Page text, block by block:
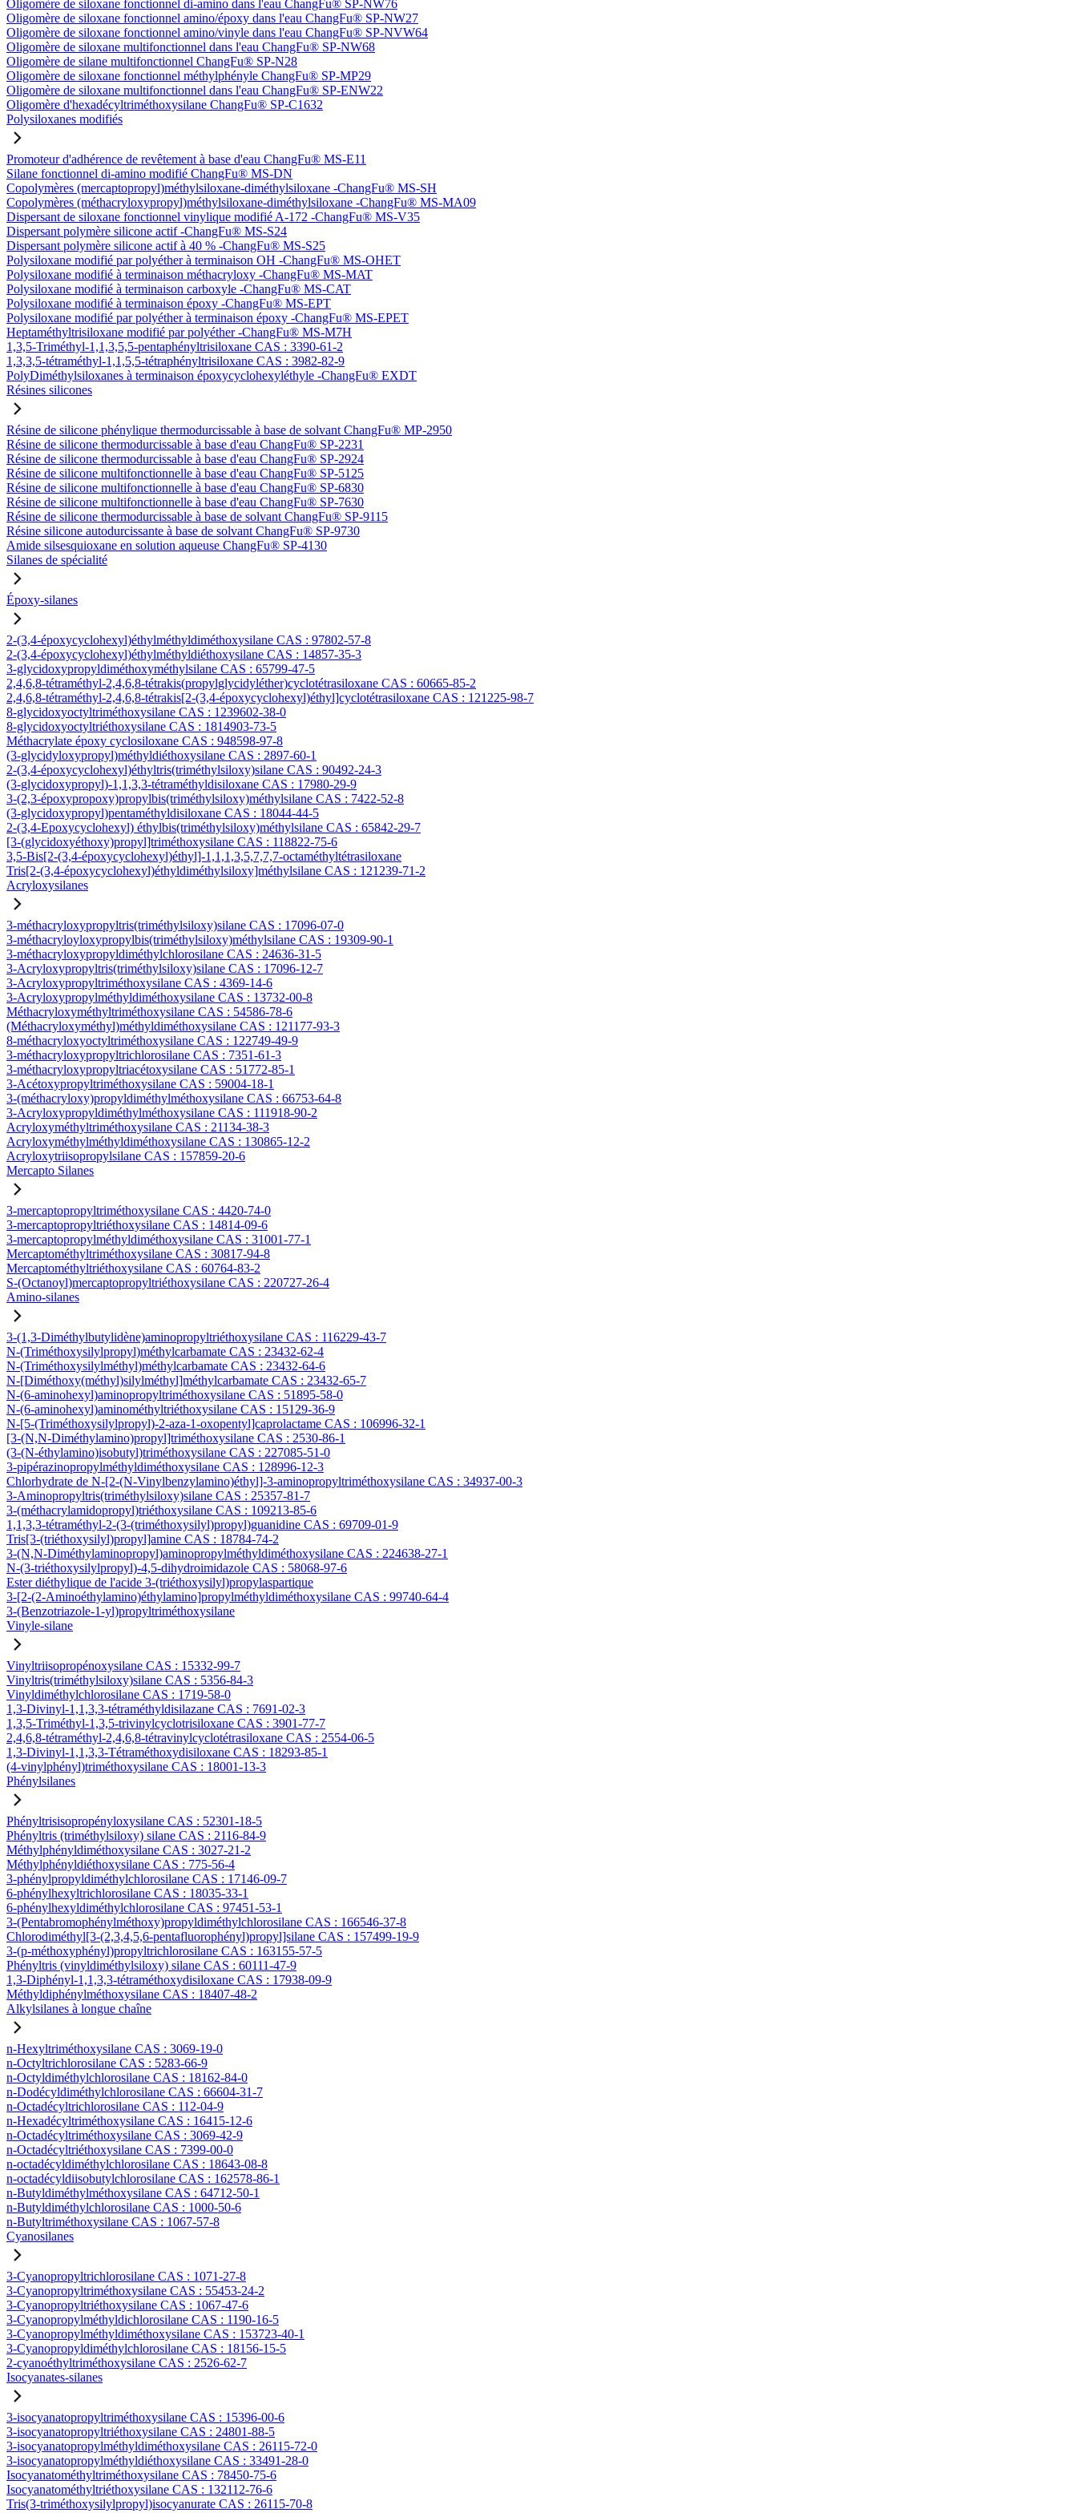
Oligomère de siloxane fonctionnel di-amino dans l'eau ChangFu® SP-NW76
Oligomère de siloxane fonctionnel amino/époxy dans l'eau ChangFu® SP-NW27
Oligomère de siloxane fonctionnel amino/vinyle dans l'eau ChangFu® SP-NVW64
Oligomère de siloxane multifonctionnel dans l'eau ChangFu® SP-NW68
Oligomère de silane multifonctionnel ChangFu® SP-N28
Oligomère de siloxane fonctionnel méthylphényle ChangFu® SP-MP29
Oligomère de siloxane multifonctionnel dans l'eau ChangFu® SP-ENW22
Oligomère d'hexadécyltriméthoxysilane ChangFu® SP-C1632
Polysiloxanes modifiés
Promoteur d'adhérence de revêtement à base d'eau ChangFu® MS-E11
Silane fonctionnel di-amino modifié ChangFu® MS-DN
Copolymères (mercaptopropyl)méthylsiloxane-diméthylsiloxane -ChangFu® MS-SH
Copolymères (méthacryloxypropyl)méthylsiloxane-diméthylsiloxane -ChangFu® MS-MA09
Dispersant de siloxane fonctionnel vinylique modifié A-172 -ChangFu® MS-V35
Dispersant polymère silicone actif -ChangFu® MS-S24
Dispersant polymère silicone actif à 40 % -ChangFu® MS-S25
Polysiloxane modifié par polyéther à terminaison OH -ChangFu® MS-OHET
Polysiloxane modifié à terminaison méthacryloxy -ChangFu® MS-MAT
Polysiloxane modifié à terminaison carboxyle -ChangFu® MS-CAT
Polysiloxane modifié à terminaison époxy -ChangFu® MS-EPT
Polysiloxane modifié par polyéther à terminaison époxy -ChangFu® MS-EPET
Heptaméthyltrisiloxane modifié par polyéther -ChangFu® MS-M7H
1,3,5-Triméthyl-1,1,3,5,5-pentaphényltrisiloxane CAS : 3390-61-2
1,3,3,5-tétraméthyl-1,1,5,5-tétraphényltrisiloxane CAS : 3982-82-9
PolyDiméthylsiloxanes à terminaison époxycyclohexyléthyle -ChangFu® EXDT
Résines silicones
Résine de silicone phénylique thermodurcissable à base de solvant ChangFu® MP-2950
Résine de silicone thermodurcissable à base d'eau ChangFu® SP-2231
Résine de silicone thermodurcissable à base d'eau ChangFu® SP-2924
Résine de silicone multifonctionnelle à base d'eau ChangFu® SP-5125
Résine de silicone multifonctionnelle à base d'eau ChangFu® SP-6830
Résine de silicone multifonctionnelle à base d'eau ChangFu® SP-7630
Résine de silicone thermodurcissable à base de solvant ChangFu® SP-9115
Résine silicone autodurcissante à base de solvant ChangFu® SP-9730
Amide silsesquioxane en solution aqueuse ChangFu® SP-4130
Silanes de spécialité
Époxy-silanes
2-(3,4-époxycyclohexyl)éthylméthyldiméthoxysilane CAS : 97802-57-8
2-(3,4-époxycyclohexyl)éthylméthyldiéthoxysilane CAS : 14857-35-3
3-glycidoxypropyldiméthoxyméthylsilane CAS : 65799-47-5
2,4,6,8-tétraméthyl-2,4,6,8-tétrakis(propylglycidyléther)cyclotétrasiloxane CAS : 60665-85-2
2,4,6,8-tétraméthyl-2,4,6,8-tétrakis[2-(3,4-époxycyclohexyl)éthyl]cyclotétrasiloxane CAS : 121225-98-7
8-glycidoxyoctyltriméthoxysilane CAS : 1239602-38-0
8-glycidoxyoctyltriéthoxysilane CAS : 1814903-73-5
Méthacrylate époxy cyclosiloxane CAS : 948598-97-8
(3-glycidyloxypropyl)méthyldiéthoxysilane CAS : 2897-60-1
2-(3,4-époxycyclohexyl)éthyltris(triméthylsiloxy)silane CAS : 90492-24-3
(3-glycidoxypropyl)-1,1,3,3-tétraméthyldisiloxane CAS : 17980-29-9
3-(2,3-époxypropoxy)propylbis(triméthylsiloxy)méthylsilane CAS : 7422-52-8
(3-glycidoxypropyl)pentaméthyldisiloxane CAS : 18044-44-5
2-(3,4-Epoxycyclohexyl) éthylbis(triméthylsiloxy)méthylsilane CAS : 65842-29-7
[3-(glycidoxyéthoxy)propyl]triméthoxysilane CAS : 118822-75-6
3,5-Bis[2-(3,4-époxycyclohexyl)éthyl]-1,1,1,3,5,7,7,7-octaméthyltétrasiloxane
Tris[2-(3,4-époxycyclohexyl)éthyldiméthylsiloxy]méthylsilane CAS : 121239-71-2
Acryloxysilanes
3-méthacryloxypropyltris(triméthylsiloxy)silane CAS : 17096-07-0
3-méthacryloyloxypropylbis(triméthylsiloxy)méthylsilane CAS : 19309-90-1
3-méthacryloxypropyldiméthylchlorosilane CAS : 24636-31-5
3-Acryloxypropyltris(triméthylsiloxy)silane CAS : 17096-12-7
3-Acryloxypropyltriméthoxysilane CAS : 4369-14-6
3-Acryloxypropylméthyldiméthoxysilane CAS : 13732-00-8
Méthacryloxyméthyltriméthoxysilane CAS : 54586-78-6
(Méthacryloxyméthyl)méthyldiméthoxysilane CAS : 121177-93-3
8-méthacryloxyoctyltriméthoxysilane CAS : 122749-49-9
3-méthacryloxypropyltrichlorosilane CAS : 7351-61-3
3-méthacryloxypropyltriacétoxysilane CAS : 51772-85-1
3-Acétoxypropyltriméthoxysilane CAS : 59004-18-1
3-(méthacryloxy)propyldiméthylméthoxysilane CAS : 66753-64-8
3-Acryloxypropyldiméthylméthoxysilane CAS : 111918-90-2
Acryloxyméthyltriméthoxysilane CAS : 21134-38-3
Acryloxyméthylméthyldiméthoxysilane CAS : 130865-12-2
Acryloxytriisopropylsilane CAS : 157859-20-6
Mercapto Silanes
3-mercaptopropyltriméthoxysilane CAS : 4420-74-0
3-mercaptopropyltriéthoxysilane CAS : 14814-09-6
3-mercaptopropylméthyldiméthoxysilane CAS : 31001-77-1
Mercaptométhyltriméthoxysilane CAS : 30817-94-8
Mercaptométhyltriéthoxysilane CAS : 60764-83-2
S-(Octanoyl)mercaptopropyltriéthoxysilane CAS : 220727-26-4
Amino-silanes
3-(1,3-Diméthylbutylidène)aminopropyltriéthoxysilane CAS : 116229-43-7
N-(Triméthoxysilylpropyl)méthylcarbamate CAS : 23432-62-4
N-(Triméthoxysilylméthyl)méthylcarbamate CAS : 23432-64-6
N-[Diméthoxy(méthyl)silylméthyl]méthylcarbamate CAS : 23432-65-7
N-(6-aminohexyl)aminopropyltriméthoxysilane CAS : 51895-58-0
N-(6-aminohexyl)aminométhyltriéthoxysilane CAS : 15129-36-9
N-[5-(Triméthoxysilylpropyl)-2-aza-1-oxopentyl]caprolactame CAS : 106996-32-1
[3-(N,N-Diméthylamino)propyl]triméthoxysilane CAS : 2530-86-1
(3-(N-éthylamino)isobutyl)triméthoxysilane CAS : 227085-51-0
3-pipérazinopropylméthyldiméthoxysilane CAS : 128996-12-3
Chlorhydrate de N-[2-(N-Vinylbenzylamino)éthyl]-3-aminopropyltriméthoxysilane CAS : 34937-00-3
3-Aminopropyltris(triméthylsiloxy)silane CAS : 25357-81-7
3-(méthacrylamidopropyl)triéthoxysilane CAS : 109213-85-6
1,1,3,3-tétraméthyl-2-(3-(triméthoxysilyl)propyl)guanidine CAS : 69709-01-9
Tris[3-(triéthoxysilyl)propyl]amine CAS : 18784-74-2
3-(N,N-Diméthylaminopropyl)aminopropylméthyldiméthoxysilane CAS : 224638-27-1
N-(3-triéthoxysilylpropyl)-4,5-dihydroimidazole CAS : 58068-97-6
Ester diéthylique de l'acide 3-(triéthoxysilyl)propylaspartique
3-[2-(2-Aminoéthylamino)éthylamino]propylméthyldiméthoxysilane CAS : 99740-64-4
3-(Benzotriazole-1-yl)propyltriméthoxysilane
Vinyle-silane
Vinyltriisopropénoxysilane CAS : 15332-99-7
Vinyltris(triméthylsiloxy)silane CAS : 5356-84-3
Vinyldiméthylchlorosilane CAS : 1719-58-0
1,3-Divinyl-1,1,3,3-tétraméthyldisilazane CAS : 7691-02-3
1,3,5-Triméthyl-1,3,5-trivinylcyclotrisiloxane CAS : 3901-77-7
2,4,6,8-tétraméthyl-2,4,6,8-tétravinylcyclotétrasiloxane CAS : 2554-06-5
1,3-Divinyl-1,1,3,3-Tétraméthoxydisiloxane CAS : 18293-85-1
(4-vinylphényl)triméthoxysilane CAS : 18001-13-3
Phénylsilanes
Phényltrisisopropényloxysilane CAS : 52301-18-5
Phényltris (triméthylsiloxy) silane CAS : 2116-84-9
Méthylphényldiméthoxysilane CAS : 3027-21-2
Méthylphényldiéthoxysilane CAS : 775-56-4
3-phénylpropyldiméthylchlorosilane CAS : 17146-09-7
6-phénylhexyltrichlorosilane CAS : 18035-33-1
6-phénylhexyldiméthylchlorosilane CAS : 97451-53-1
3-(Pentabromophénylméthoxy)propyldiméthylchlorosilane CAS : 166546-37-8
Chlorodiméthyl[3-(2,3,4,5,6-pentafluorophényl)propyl]silane CAS : 157499-19-9
3-(p-méthoxyphényl)propyltrichlorosilane CAS : 163155-57-5
Phényltris (vinyldiméthylsiloxy) silane CAS : 60111-47-9
1,3-Diphényl-1,1,3,3-tétraméthoxydisiloxane CAS : 17938-09-9
Méthyldiphénylméthoxysilane CAS : 18407-48-2
Alkylsilanes à longue chaîne
n-Hexyltriméthoxysilane CAS : 3069-19-0
n-Octyltrichlorosilane CAS : 5283-66-9
n-Octyldiméthylchlorosilane CAS : 18162-84-0
n-Dodécyldiméthylchlorosilane CAS : 66604-31-7
n-Octadécyltrichlorosilane CAS : 112-04-9
n-Hexadécyltriméthoxysilane CAS : 16415-12-6
n-Octadécyltriméthoxysilane CAS : 3069-42-9
n-Octadécyltriéthoxysilane CAS : 7399-00-0
n-octadécyldiméthylchlorosilane CAS : 18643-08-8
n-octadécyldiisobutylchlorosilane CAS : 162578-86-1
n-Butyldiméthylméthoxysilane CAS : 64712-50-1
n-Butyldiméthylchlorosilane CAS : 1000-50-6
n-Butyltriméthoxysilane CAS : 1067-57-8
Cyanosilanes
3-Cyanopropyltrichlorosilane CAS : 1071-27-8
3-Cyanopropyltriméthoxysilane CAS : 55453-24-2
3-Cyanopropyltriéthoxysilane CAS : 1067-47-6
3-Cyanopropylméthyldichlorosilane CAS : 1190-16-5
3-Cyanopropylméthyldiméthoxysilane CAS : 153723-40-1
3-Cyanopropyldiméthylchlorosilane CAS : 18156-15-5
2-cyanoéthyltriméthoxysilane CAS : 2526-62-7
Isocyanates-silanes
3-isocyanatopropyltriméthoxysilane CAS : 15396-00-6
3-isocyanatopropyltriéthoxysilane CAS : 24801-88-5
3-isocyanatopropylméthyldiméthoxysilane CAS : 26115-72-0
3-isocyanatopropylméthyldiéthoxysilane CAS : 33491-28-0
Isocyanatométhyltriméthoxysilane CAS : 78450-75-6
Isocyanatométhyltriéthoxysilane CAS : 132112-76-6
Tris(3-triméthoxysilylpropyl)isocyanurate CAS : 26115-70-8